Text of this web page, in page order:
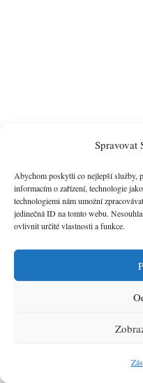
Spravovat
Abychom poskytli co nejlepší služby,
informacím o zařízení, technologie
technologiemi nám umožní
jedinečná ID na tomto webu.
ovlivnit určité vlastnosti a funkce.
SwimRun – Slapy
12. 9. 2019